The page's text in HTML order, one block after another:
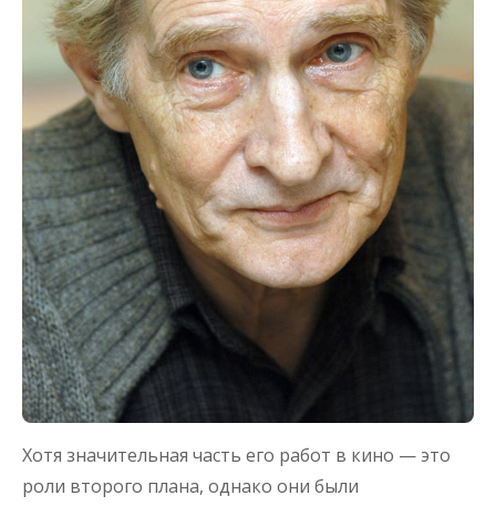
Хотя значительная часть его работ в кино — это
роли второго плана, однако они были